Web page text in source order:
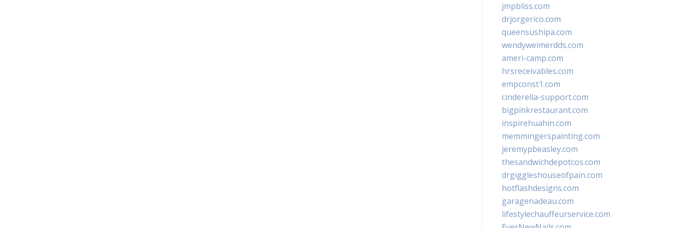
jmpbliss.com
drjorgerico.com
queensushipa.com
wendyweimerdds.com
ameri-camp.com
hrsreceivables.com
empconst1.com
cinderella-support.com
bigpinkrestaurant.com
inspirehuahin.com
memmingerspainting.com
jeremypbeasley.com
thesandwichdepotcos.com
drgiggleshouseofpain.com
hotflashdesigns.com
garagenadeau.com
lifestylechauffeurservice.com